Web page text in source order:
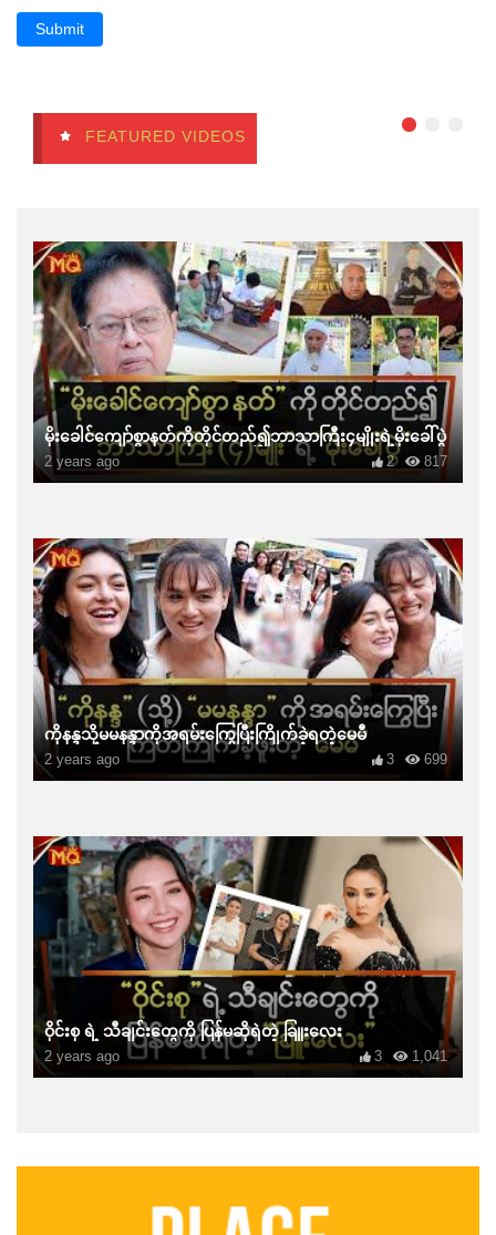
Submit
FEATURED VIDEOS
မိုးခေါင်ကျော်စွာနတ်ကိုတိုင်တည်၍ဘာသာကြီး၄မျိုးရဲ့မိုးခေါ်ပွဲ
2 years ago 817
2
ကိုနန္ဒသို့မမနန္ဒာကိုအရမ်းကြွေပြီးကြိုက်ခဲ့ရတဲ့မေမီ
2 years ago 699
3
ဝိုင်းစု ရဲ့ သီချင်းတွေကို ပြန်မဆိုရဲတဲ့ ခြူးလေး
2 years ago 1,041
3